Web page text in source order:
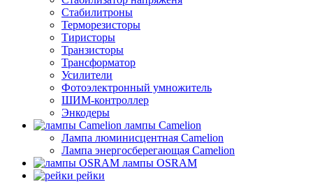
Стабилитроны
Терморезисторы
Тиристоры
Транзисторы
Трансформатор
Усилители
Фотоэлектронный умножитель
ШИМ-контроллер
Энкодеры
лампы Camelion
Лампа люминисцентная Сamelion
Лампа энергосберегающая Сamelion
лампы OSRAM
рейки